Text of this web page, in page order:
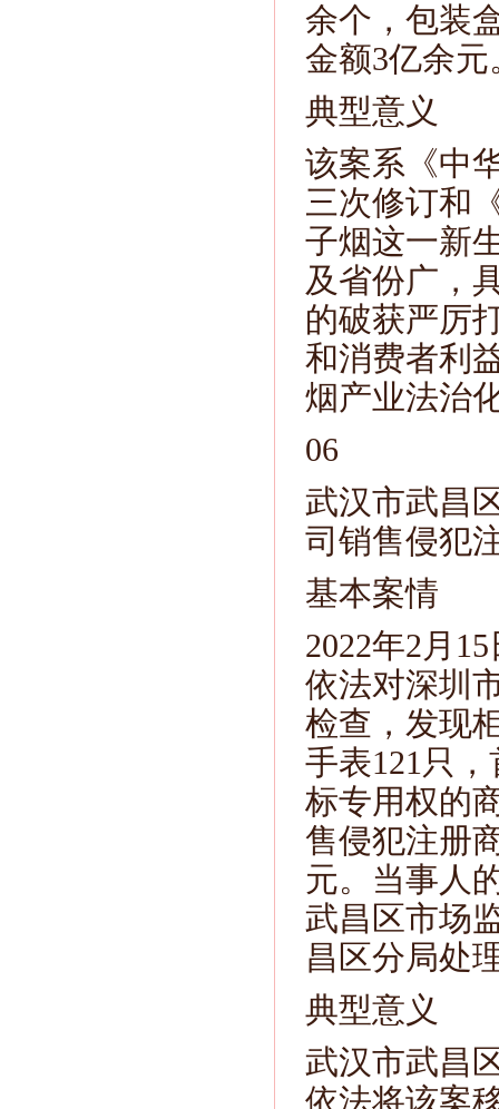
余个，包装
金额3亿余元
典型意义
该案系《中
三次修订和
子烟这一新
及省份广，
的破获严厉
和消费者利
烟产业法治
06
武汉市武昌
司销售侵犯
基本案情
2022年2月
依法对深圳
检查，发现
手表121只
标专用权的
售侵犯注册
元。当事人
武昌区市场
昌区分局处
典型意义
武汉市武昌
依法将该案